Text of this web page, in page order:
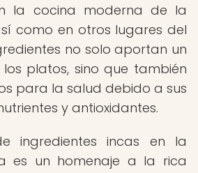
la cocina moderna de la
como en otros lugares del
no solo aportan un
platos, sino que también
para la salud debido a sus
y antioxidantes.
ingredientes incas en la
es un homenaje a la rica